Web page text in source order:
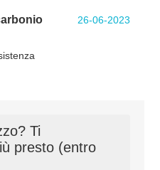
26-06-2023
Ti
presto (entro